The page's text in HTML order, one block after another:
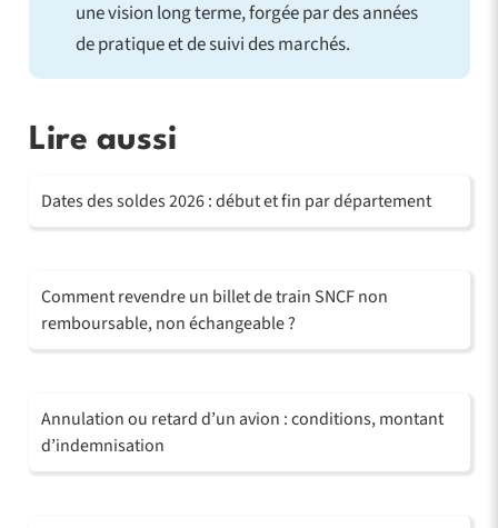
une vision long terme, forgée par des années
de pratique et de suivi des marchés.
Lire aussi
Dates des soldes 2026 : début et fin par département
Comment revendre un billet de train SNCF non
remboursable, non échangeable ?
Annulation ou retard d’un avion : conditions, montant
d’indemnisation